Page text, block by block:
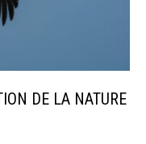
DE LA NATURE